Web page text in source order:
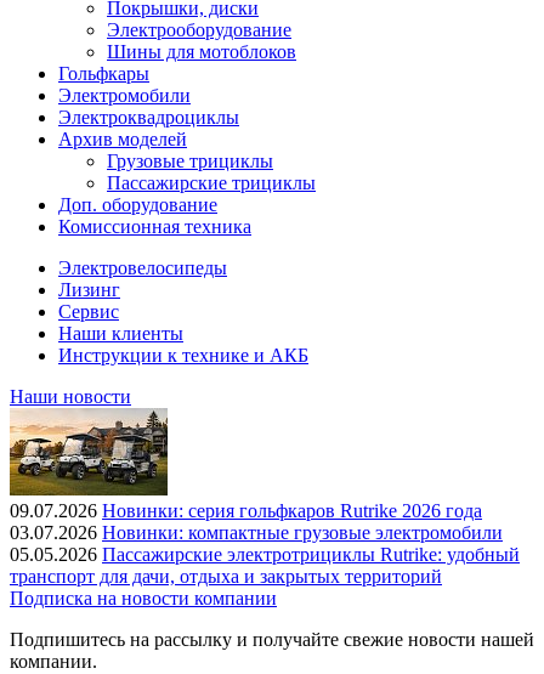
Покрышки, диски
Электрооборудование
Шины для мотоблоков
Гольфкары
Электромобили
Электроквадроциклы
Архив моделей
Грузовые трициклы
Пассажирские трициклы
Доп. оборудование
Комиссионная техника
Электровелосипеды
Лизинг
Сервис
Наши клиенты
Инструкции к технике и АКБ
Наши новости
09.07.2026 Новинки: серия гольфкаров Rutrike 2026 года
03.07.2026 Новинки: компактные грузовые электромобили
05.05.2026 Пассажирские электротрициклы Rutrike: удобный
транспорт для дачи, отдыха и закрытых территорий
Подписка на новости компании
Подпишитесь на рассылку и получайте свежие новости нашей
компании.